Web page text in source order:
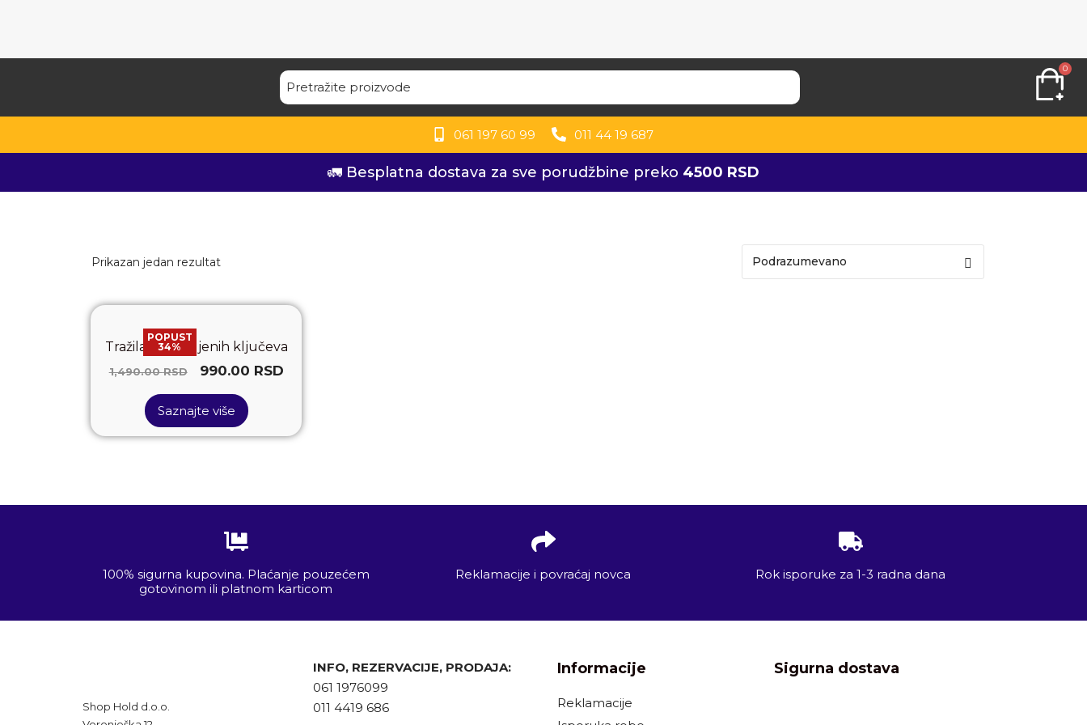
0
061 197 60 99 011 44 19 687
🚛 Besplatna dostava za sve porudžbine preko 4500 RSD
Prikazan jedan rezultat
POPUST
34%
Tražilac izgubljenih ključeva
1,490.00RSD 990.00 RSD
Saznajte više
100% sigurna kupovina. Plaćanje pouzećem
gotovinom ili platnom karticom
Reklamacije i povraćaj novca Rok isporuke za 1-3 radna dana
Shop Hold d.o.o.
INFO, REZERVACIJE, PRODAJA:
061 1976099
011 4419 686
Informacije
Reklamacije
Sigurna dostava